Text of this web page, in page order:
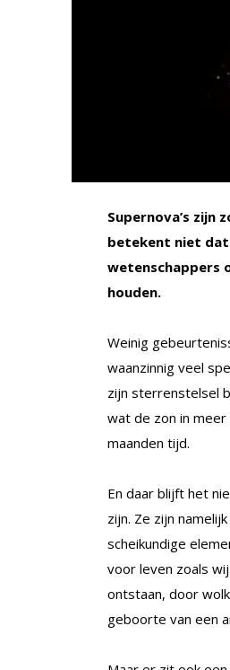
Supernova’s zijn
betekent niet dat
wetenschappers
houden.
Weinig
waanzinnig veel
zijn sterrenstelsel
wat de zon in
maanden tijd.
En daar blijft het
zijn. Ze zijn
scheikundige
voor leven zoals
ontstaan, door
geboorte van een